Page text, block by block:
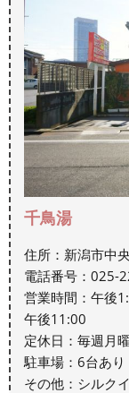
千鳥湯
住所：新潟市中
電話番号：025-
営業時間：午後
午後11:00
定休日：毎週月
駐車場：6台あり
その他：シルク